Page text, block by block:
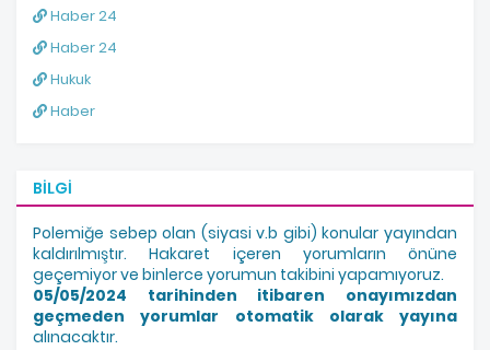
Haber 24
Haber 24
Hukuk
Haber
BILGI
Polemiğe sebep olan (siyasi v.b gibi) konular yayından
kaldırılmıştır. Hakaret içeren yorumların önüne
geçemiyor ve binlerce yorumun takibini yapamıyoruz.
05/05/2024 tarihinden itibaren onayımızdan
geçmeden yorumlar otomatik olarak yayına
alınacaktır.